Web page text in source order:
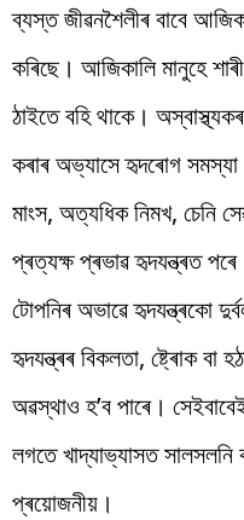
ব্যস্ত জীৱনশৈলীৰ বাবে
কৰিছে। আজিকালি মানুহে
ঠাইতে বহি থাকে।
কৰাৰ অভ্যাসে হৃদৰোগ
মাংস, অত্যধিক নিমখ, চেনি
প্ৰত্যক্ষ প্ৰভাৱ হৃদযন্ত্ৰত
টোপনিৰ অভাৱে হৃদযন্ত্ৰকো
হৃদযন্ত্ৰৰ বিকলতা, ষ্ট্ৰোক বা
অৱস্থাও হ’ব পাৰে।
লগতে খাদ্যাভ্যাসত
প্ৰয়োজনীয়।